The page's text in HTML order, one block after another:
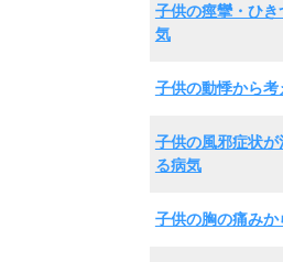
子供の痙攣・ひ
気
子供の動悸から
子供の風邪症状
る病気
子供の胸の痛み